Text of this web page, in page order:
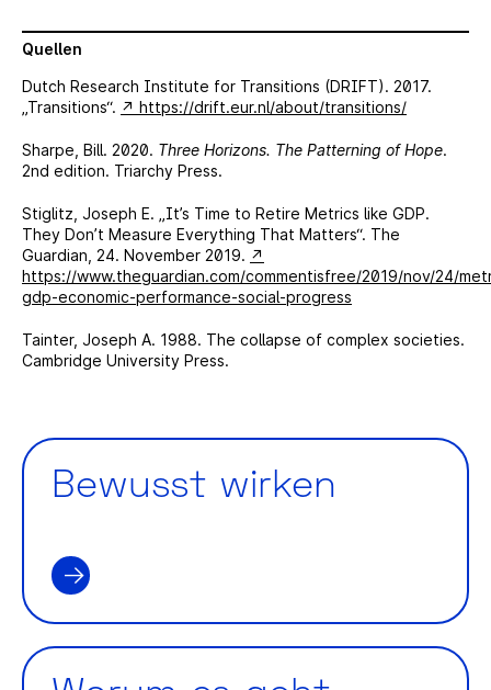
Quellen
Dutch Research Institute for Transitions (DRIFT). 2017.
„Transitions“.
https://drift.eur.nl/about/transitions/
Sharpe, Bill. 2020. Three Horizons. The Patterning of Hope.
2nd edition. Triarchy Press.
Stiglitz, Joseph E. „It’s Time to Retire Metrics like GDP.
They Don’t Measure Everything That Matters“. The
Guardian, 24. November 2019.
https://www.theguardian.com/commentisfree/2019/nov/24/
gdp-economic-performance-social-progress
Tainter, Joseph A. 1988. The collapse of complex societies.
Cambridge University Press.
Bewusst wirken